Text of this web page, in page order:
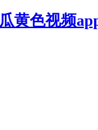
黄色视频